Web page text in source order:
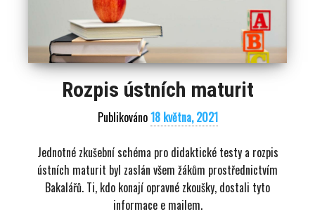
Rozpis ústních maturit
Publikováno18 května, 2021
Jednotné zkušební schéma pro didaktické testy a rozpis
ústních maturit byl zaslán všem žákům prostřednictvím
Bakalářů. Ti, kdo konají opravné zkoušky, dostali tyto
informace e mailem.